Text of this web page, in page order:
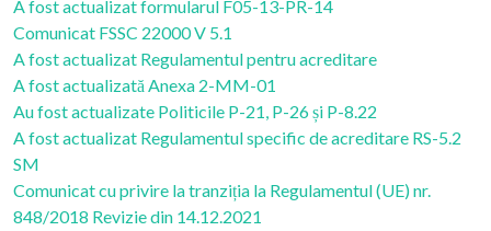
A fost actualizat formularul F05-13-PR-14
Comunicat FSSC 22000 V 5.1
A fost actualizat Regulamentul pentru acreditare
A fost actualizată Anexa 2-MM-01
Au fost actualizate Politicile P-21, P-26 și P-8.22
A fost actualizat Regulamentul specific de acreditare RS-5.2
SM
Comunicat cu privire la tranziția la Regulamentul (UE) nr.
848/2018 Revizie din 14.12.2021